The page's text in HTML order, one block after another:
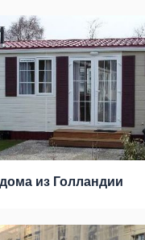
из Голландии